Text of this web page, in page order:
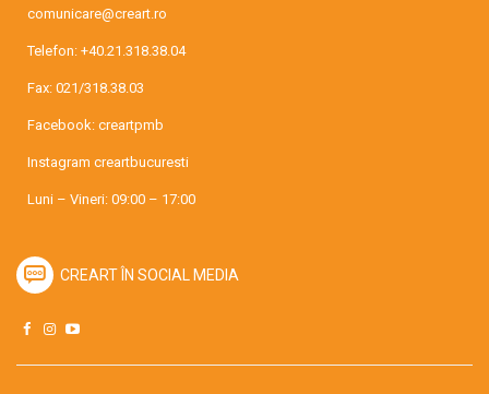
comunicare@creart.ro
Telefon: +40.21.318.38.04
Fax: 021/318.38.03
Facebook: creartpmb
Instagram creartbucuresti
Luni – Vineri: 09:00 – 17:00
CREART ÎN SOCIAL MEDIA